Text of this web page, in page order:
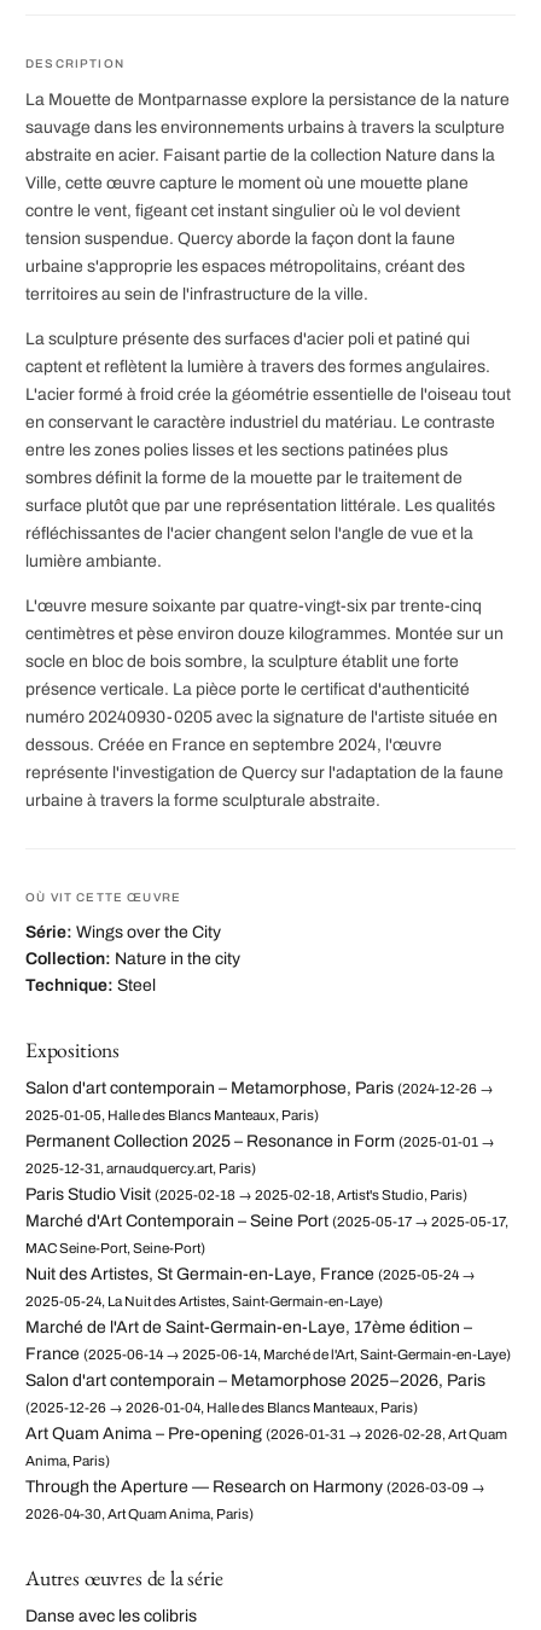
DESCRIPTION
La Mouette de Montparnasse explore la persistance de la nature
sauvage dans les environnements urbains à travers la sculpture
abstraite en acier. Faisant partie de la collection Nature dans la
Ville, cette œuvre capture le moment où une mouette plane
contre le vent, figeant cet instant singulier où le vol devient
tension suspendue. Quercy aborde la façon dont la faune
urbaine s'approprie les espaces métropolitains, créant des
territoires au sein de l'infrastructure de la ville.
La sculpture présente des surfaces d'acier poli et patiné qui
captent et reflètent la lumière à travers des formes angulaires.
L'acier formé à froid crée la géométrie essentielle de l'oiseau tout
en conservant le caractère industriel du matériau. Le contraste
entre les zones polies lisses et les sections patinées plus
sombres définit la forme de la mouette par le traitement de
surface plutôt que par une représentation littérale. Les qualités
réfléchissantes de l'acier changent selon l'angle de vue et la
lumière ambiante.
L'œuvre mesure soixante par quatre-vingt-six par trente-cinq
centimètres et pèse environ douze kilogrammes. Montée sur un
socle en bloc de bois sombre, la sculpture établit une forte
présence verticale. La pièce porte le certificat d'authenticité
numéro 20240930-0205 avec la signature de l'artiste située en
dessous. Créée en France en septembre 2024, l'œuvre
représente l'investigation de Quercy sur l'adaptation de la faune
urbaine à travers la forme sculpturale abstraite.
OÙ VIT CETTE ŒUVRE
Série: Wings over the City
Collection: Nature in the city
Technique: Steel
Expositions
Salon d'art contemporain – Metamorphose, Paris (2024-12-26 →
2025-01-05, Halle des Blancs Manteaux, Paris)
Permanent Collection 2025 – Resonance in Form (2025-01-01 →
2025-12-31, arnaudquercy.art, Paris)
Paris Studio Visit (2025-02-18 → 2025-02-18, Artist's Studio, Paris)
Marché d'Art Contemporain – Seine Port (2025-05-17 → 2025-05-17,
MAC Seine-Port, Seine-Port)
Nuit des Artistes, St Germain-en-Laye, France (2025-05-24 →
2025-05-24, La Nuit des Artistes, Saint-Germain-en-Laye)
Marché de l'Art de Saint-Germain-en-Laye, 17ème édition –
France (2025-06-14 → 2025-06-14, Marché de l'Art, Saint-Germain-en-Laye)
Salon d'art contemporain – Metamorphose 2025–2026, Paris
(2025-12-26 → 2026-01-04, Halle des Blancs Manteaux, Paris)
Art Quam Anima – Pre-opening (2026-01-31 → 2026-02-28, Art Quam
Anima, Paris)
Through the Aperture — Research on Harmony (2026-03-09 →
2026-04-30, Art Quam Anima, Paris)
Autres œuvres de la série
Danse avec les colibris